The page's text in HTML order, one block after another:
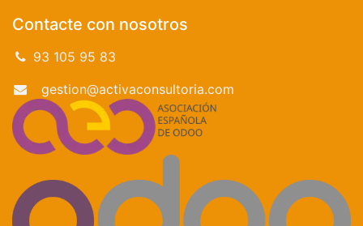
Contacte con nosotros
93 105 95 83
gestion@activaconsultoria.com